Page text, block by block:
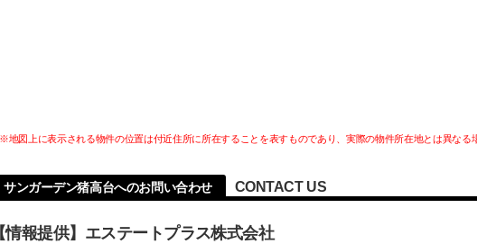
※地図上に表示される物件の位置は付近住所に所在することを表すものであり、実際の物件所在地とは異なる
サンガーデン猪高台へのお問い合わせ CONTACT US
【情報提供】エステートプラス株式会社